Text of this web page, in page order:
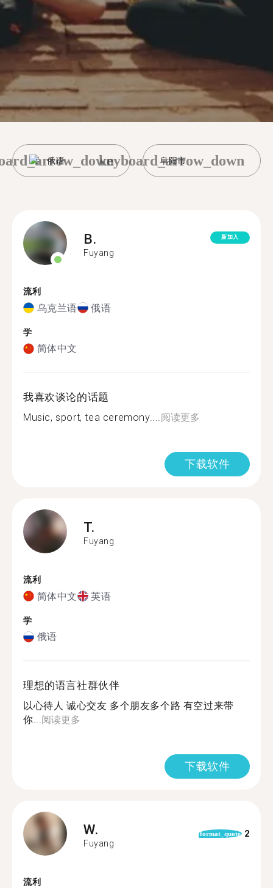
俄语 阜阳市
keyboard_arrow_down
B.
Fuyang
新加入
流利
乌克兰语 俄语
学
简体中文
我喜欢谈论的话题
Music, sport, tea ceremony....阅读更多
下载软件
T.
Fuyang
流利
简体中文 英语
学
俄语
理想的语言社群伙伴
以心待人 诚心交友 多个朋友多个路 有空过来带
你...阅读更多
下载软件
W.
Fuyang
format_quote 2
流利